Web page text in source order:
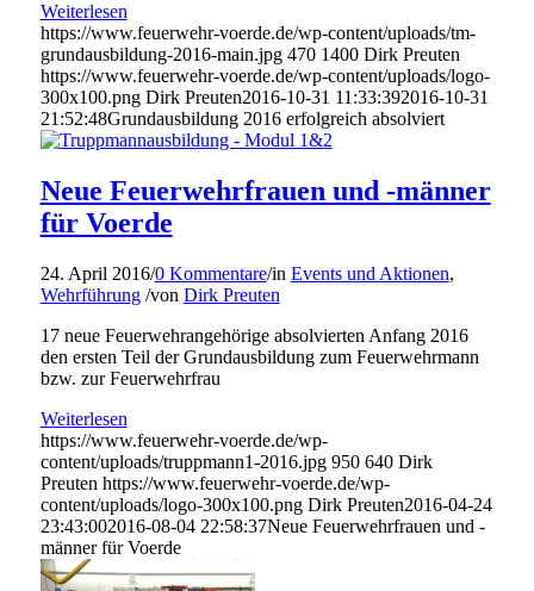
Weiterlesen
https://www.feuerwehr-voerde.de/wp-content/uploads/tm-
grundausbildung-2016-main.jpg 470 1400 Dirk Preuten
https://www.feuerwehr-voerde.de/wp-content/uploads/logo-
300x100.png Dirk Preuten2016-10-31 11:33:392016-10-31
21:52:48Grundausbildung 2016 erfolgreich absolviert
Neue Feuerwehrfrauen und -männer
für Voerde
24. April 2016/0 Kommentare/in Events und Aktionen,
Wehrführung /von Dirk Preuten
17 neue Feuerwehrangehörige absolvierten Anfang 2016
den ersten Teil der Grundausbildung zum Feuerwehrmann
bzw. zur Feuerwehrfrau
Weiterlesen
https://www.feuerwehr-voerde.de/wp-
content/uploads/truppmann1-2016.jpg 950 640 Dirk
Preuten https://www.feuerwehr-voerde.de/wp-
content/uploads/logo-300x100.png Dirk Preuten2016-04-24
23:43:002016-08-04 22:58:37Neue Feuerwehrfrauen und -
männer für Voerde